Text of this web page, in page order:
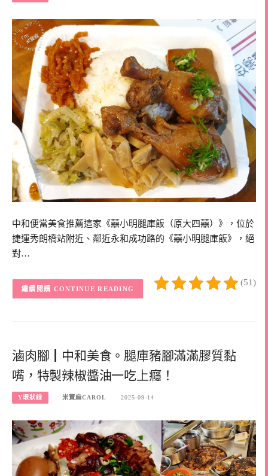
中和便當美食推薦這家《囍小明腿庫飯（原大四囍）》，位於
捷運秀朗橋站附近、鄰近永和成功路的《囍小明腿庫飯》，絕
對…
(51)
CONTINUE READING
滷肉腳┃中和美食。腿庫豬腳滿滿膠質黏
嘴，特製辣椒醬油一吃上癮！
Y環狀線 米寶麻CAROL 2025-09-14